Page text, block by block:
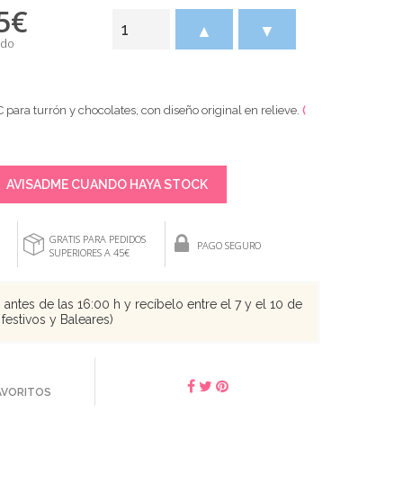
€ ▲ ▼
para turrón y chocolates, con diseño original en relieve. (
AVISADME CUANDO HAYA STOCK
GRATIS PARA PEDIDOS
SUPERIORES A 45€
PAGO SEGURO
antes de las 16:00 h y recíbelo entre el 7 y el 10 de
y Baleares)